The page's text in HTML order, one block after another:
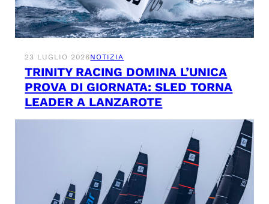
23 LUGLIO 2026NOTIZIA
TRINITY RACING DOMINA L’UNICA
PROVA DI GIORNATA: SLED TORNA
LEADER A LANZAROTE